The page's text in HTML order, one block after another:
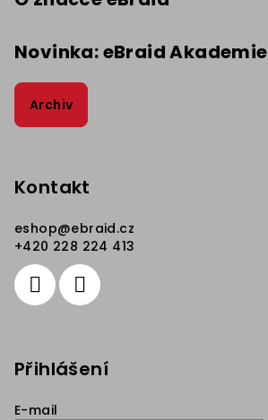
Novinka: eBraid Akademie
Archiv
Kontakt
eshop@ebraid.cz
+420 228 224 413
Přihlášení
E-mail